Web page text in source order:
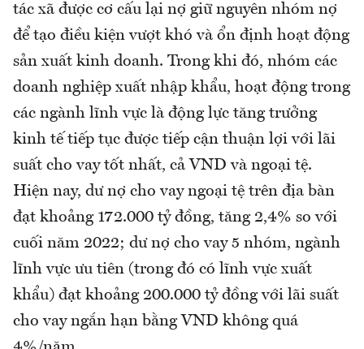
tác xã được cơ cấu lại nợ giữ nguyên nhóm nợ
để tạo điều kiện vượt khó và ổn định hoạt động
sản xuất kinh doanh. Trong khi đó, nhóm các
doanh nghiệp xuất nhập khẩu, hoạt động trong
các ngành lĩnh vực là động lực tăng trưởng
kinh tế tiếp tục được tiếp cận thuận lợi với lãi
suất cho vay tốt nhất, cả VND và ngoại tệ.
Hiện nay, dư nợ cho vay ngoại tệ trên địa bàn
đạt khoảng 172.000 tỷ đồng, tăng 2,4% so với
cuối năm 2022; dư nợ cho vay 5 nhóm, ngành
lĩnh vực ưu tiên (trong đó có lĩnh vực xuất
khẩu) đạt khoảng 200.000 tỷ đồng với lãi suất
cho vay ngắn hạn bằng VND không quá